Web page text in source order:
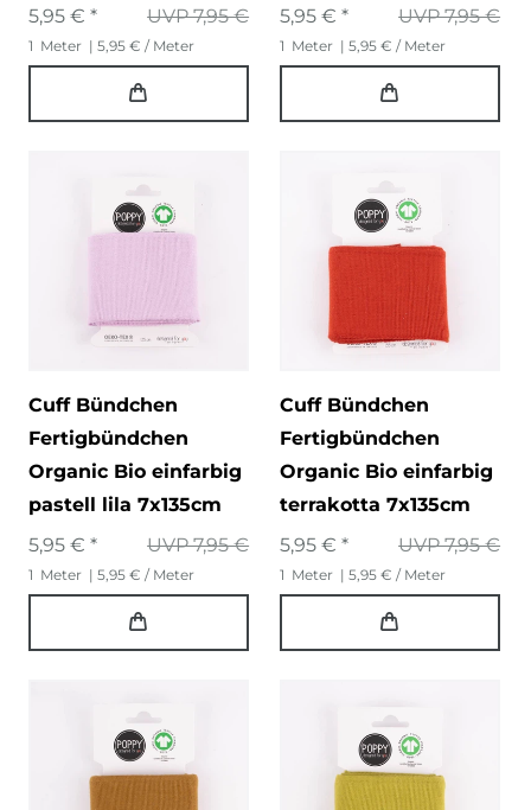
UVP 7,95 €
5,95 € *
1 Meter | 5,95 € / Meter
UVP 7,95 €
5,95 € *
1 Meter | 5,95 € / Meter
Cuff Bündchen
Fertigbündchen
Organic Bio einfarbig
pastell lila 7x135cm
UVP 7,95 €
5,95 € *
1 Meter | 5,95 € / Meter
Cuff Bündchen
Fertigbündchen
Organic Bio einfarbig
terrakotta 7x135cm
UVP 7,95 €
5,95 € *
1 Meter | 5,95 € / Meter